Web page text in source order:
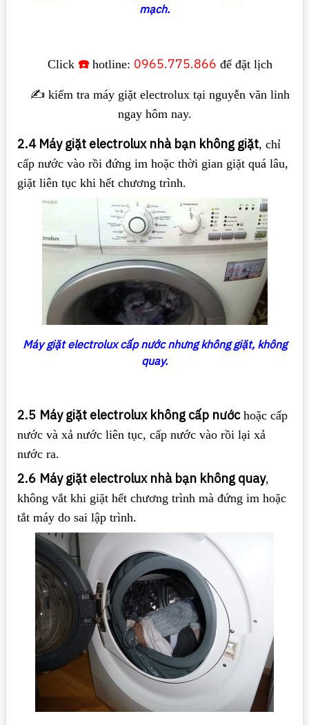
mạch.
Click ☎️hotline: 0965.775.866 để đặt lịch
✍️ kiểm tra máy giặt electrolux tại nguyễn văn linh
ngay hôm nay.
2.4 Máy giặt electrolux nhà bạn không giặt, chỉ
cấp nước vào rồi đứng im hoặc thời gian giặt quá lâu,
giặt liên tục khi hết chương trình.
Máy giặt electrolux cấp nước nhưng không giặt, không
quay.
2.5 Máy giặt electrolux không cấp nướchoặc cấp
nước và xả nước liên tục, cấp nước vào rồi lại xả
nước ra.
2.6 Máy giặt electrolux nhà bạn không quay,
không vắt khi giặt hết chương trình mà đứng im hoặc
tắt máy do sai lập trình.